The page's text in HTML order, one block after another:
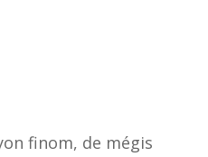
finom, de mégis